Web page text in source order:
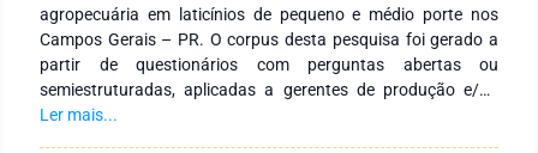
agropecuária em laticínios de pequeno e médio porte nos
Campos Gerais – PR. O corpus desta pesquisa foi gerado a
partir de questionários com perguntas abertas ou
semiestruturadas, aplicadas a gerentes de produção e/ou
proprietários dos laticínios. Além desses, o corpus foi gerado
Ler mais...